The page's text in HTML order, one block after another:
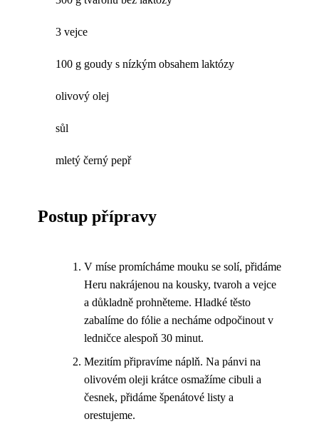
3 vejce
100 g goudy s nízkým obsahem laktózy
olivový olej
sůl
mletý černý pepř
Postup přípravy
V míse promícháme mouku se solí, přidáme
Heru nakrájenou na kousky, tvaroh a vejce
a důkladně prohněteme. Hladké těsto
zabalíme do fólie a necháme odpočinout v
ledničce alespoň 30 minut.
Mezitím připravíme náplň. Na pánvi na
olivovém oleji krátce osmažíme cibuli a
česnek, přidáme špenátové listy a
orestujeme.